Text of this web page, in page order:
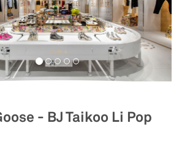
- BJ Taikoo Li Pop